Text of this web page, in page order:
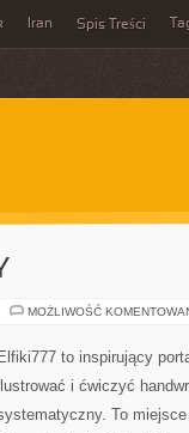
Iran Spis Treści
MOŻLIWOŚĆ
Elfiki777 to inspirujący
i ćwiczyć
To